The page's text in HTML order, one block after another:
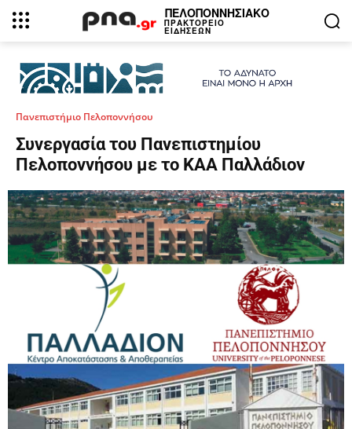
ΠΕΛΟΠΟΝΝΗΣΙΑΚΟ
ΠΡΑΚΤΟΡΕΙΟ
ΕΙΔΗΣΕΩΝ
Πανεπιστήμιο Πελοποννήσου
Συνεργασία του Πανεπιστημίου
Πελοποννήσου με το ΚΑΑ Παλλάδιον